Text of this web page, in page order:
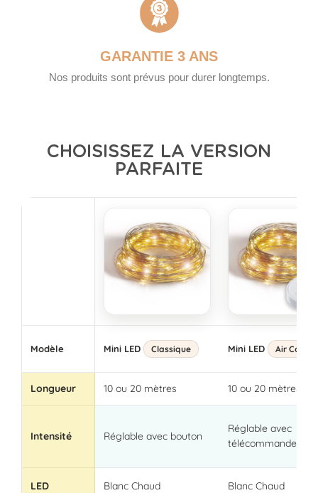
GARANTIE 3 ANS
Nos produits sont prévus pour durer longtemps.
CHOISISSEZ LA VERSION
PARFAITE
Modèle Mini LED Classique Mini LED Air Control
Longueur 10 ou 20 mètres 10 ou 20 mètres
Intensité Réglable avec bouton
Réglable avec
télécommande
LED Blanc Chaud Blanc Chaud